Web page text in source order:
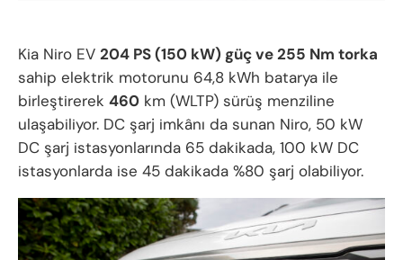
Kia Niro EV 204 PS (150 kW) güç ve 255 Nm torka
sahip elektrik motorunu 64,8 kWh batarya ile
birleştirerek 460 km (WLTP) sürüş menziline
ulaşabiliyor. DC şarj imkânı da sunan Niro, 50 kW
DC şarj istasyonlarında 65 dakikada, 100 kW DC
istasyonlarda ise 45 dakikada %80 şarj olabiliyor.